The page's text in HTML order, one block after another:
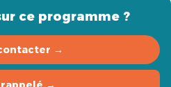
ce programme ?
→